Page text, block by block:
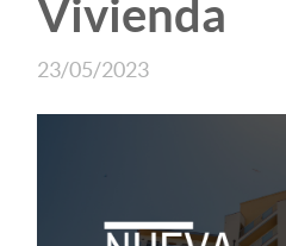
Vivienda
23/05/2023